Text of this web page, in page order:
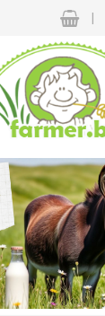
|